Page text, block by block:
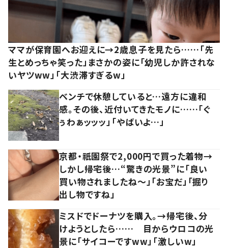
ママが保育園へお迎えに→2歳息子を見たら……「先
生とめっちゃ笑った」まさかの姿に「幼児しか許されな
いヤツww」「大渋滞すぎるw」
ベンチで休憩していると…遠方に違和
感。その後、近付いてきたモノに……「ぐ
ぅわぁッッッ」「やばいよ…」
京都・祇園祭で2,000円で買った着物→
しかし帰宅後…“驚きの光景”に「良い
買い物されましたね～」「お宝だ」「掘り
出し物ですね」
ミスドでドーナツを購入。→帰宅後、分
けようとしたら…… 目からウロコの光
景に「サイコーですww」「激しいw」